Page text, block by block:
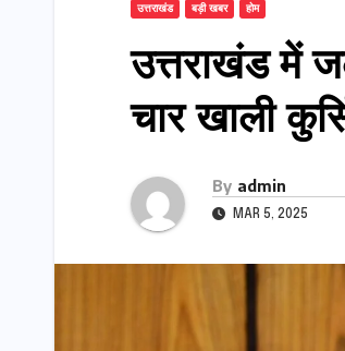
उत्तराखंड बड़ी खबर होम
उत्तराखंड में
चार खाली
By admin
MAR 5, 2025